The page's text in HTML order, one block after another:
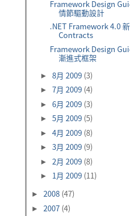
Framework Design
情節驅動設計
.NET Framework 4.0
Contracts
Framework Design
漸進式框架
►8月 2009 (3)
►7月 2009 (4)
►6月 2009 (3)
►5月 2009 (5)
►4月 2009 (8)
►3月 2009 (9)
►2月 2009 (8)
► 1月 2009 (11)
► 2008 (47)
► 2007 (4)